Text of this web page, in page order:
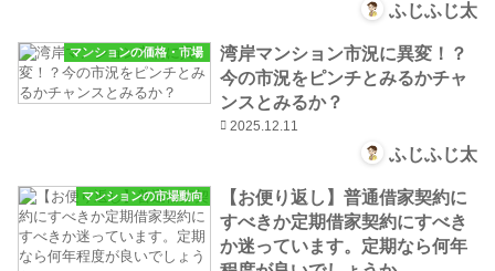
ふじふじ太
マンションの価格・市場
湾岸マンション市況に異変！？
今の市況をピンチとみるかチャ
ンスとみるか？
2025.12.11
ふじふじ太
マンションの市場動向
【お便り返し】普通借家契約に
すべきか定期借家契約にすべき
か迷っています。定期なら何年